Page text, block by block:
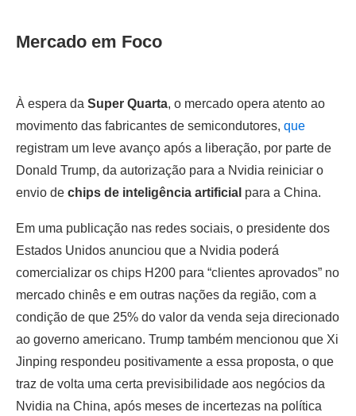
Mercado em Foco
À espera da Super Quarta, o mercado opera atento ao
movimento das fabricantes de semicondutores, que
registram um leve avanço após a liberação, por parte de
Donald Trump, da autorização para a Nvidia reiniciar o
envio de chips de inteligência artificial para a China.
Em uma publicação nas redes sociais, o presidente dos
Estados Unidos anunciou que a Nvidia poderá
comercializar os chips H200 para “clientes aprovados” no
mercado chinês e em outras nações da região, com a
condição de que 25% do valor da venda seja direcionado
ao governo americano. Trump também mencionou que Xi
Jinping respondeu positivamente a essa proposta, o que
traz de volta uma certa previsibilidade aos negócios da
Nvidia na China, após meses de incertezas na política